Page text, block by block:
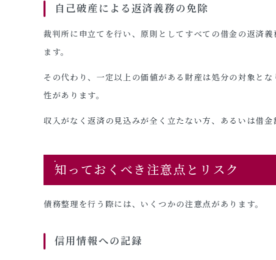
自己破産による返済義務の免除
裁判所に申立てを行い、原則としてすべての借金の返済
ます。
その代わり、一定以上の価値がある財産は処分の対象と
性があります。
収入がなく返済の見込みが全く立たない方、あるいは借
知っておくべき注意点とリスク
債務整理を行う際には、いくつかの注意点があります。
信用情報への記録